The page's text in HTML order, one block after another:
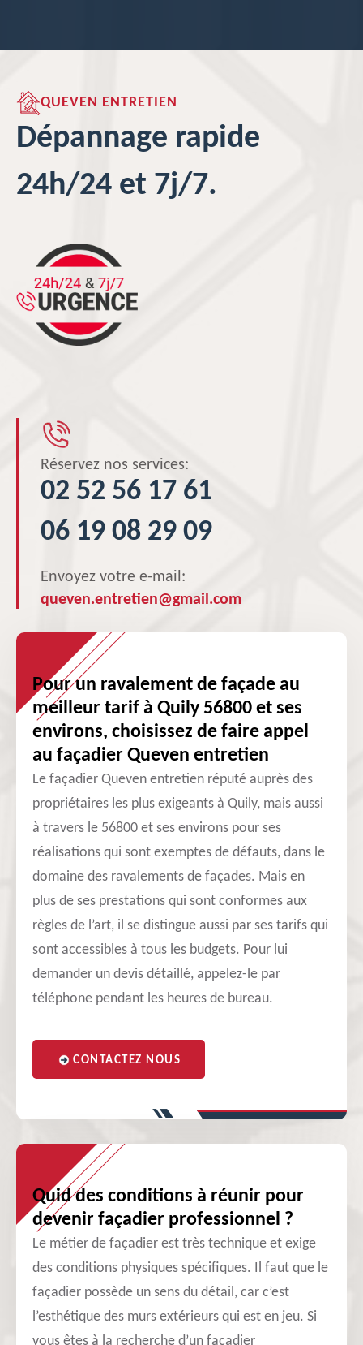
QUEVEN ENTRETIEN
Dépannage rapide
24h/24 et 7j/7.
Réservez nos services:
02 52 56 17 61
06 19 08 29 09
Envoyez votre e-mail:
queven.entretien@gmail.com
Pour un ravalement de façade au
meilleur tarif à Quily 56800 et ses
environs, choisissez de faire appel
au façadier Queven entretien
Le façadier Queven entretien réputé auprès des
propriétaires les plus exigeants à Quily, mais aussi
à travers le 56800 et ses environs pour ses
réalisations qui sont exemptes de défauts, dans le
domaine des ravalements de façades. Mais en
plus de ses prestations qui sont conformes aux
règles de l’art, il se distingue aussi par ses tarifs qui
sont accessibles à tous les budgets. Pour lui
demander un devis détaillé, appelez-le par
téléphone pendant les heures de bureau.
CONTACTEZ NOUS
Quid des conditions à réunir pour
devenir façadier professionnel ?
Le métier de façadier est très technique et exige
des conditions physiques spécifiques. Il faut que le
façadier possède un sens du détail, car c’est
l’esthétique des murs extérieurs qui est en jeu. Si
vous êtes à la recherche d’un façadier